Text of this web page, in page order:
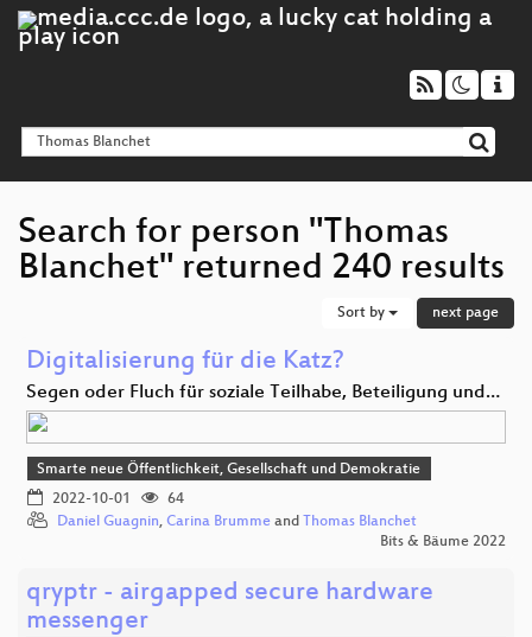
Search for person "Thomas
Blanchet" returned 240 results
Sort by next page
Digitalisierung für die Katz?
Segen oder Fluch für soziale Teilhabe, Beteiligung und…
Smarte neue Öffentlichkeit, Gesellschaft und Demokratie
2022-10-01
64
Daniel Guagnin, Carina Brumme and Thomas Blanchet
Bits & Bäume 2022
qryptr - airgapped secure hardware
messenger